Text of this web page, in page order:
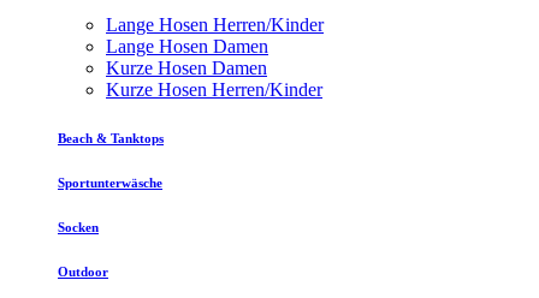
Lange Hosen Herren/Kinder
Lange Hosen Damen
Kurze Hosen Damen
Kurze Hosen Herren/Kinder
Beach & Tanktops
Sportunterwäsche
Socken
Outdoor